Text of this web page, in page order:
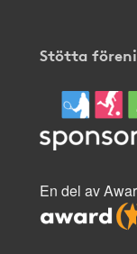
Stötta
En del av